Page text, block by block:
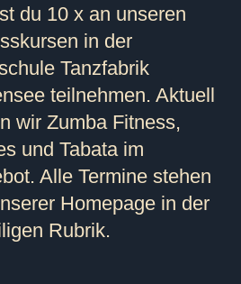
du 10 x an unseren
in der
Tanzfabrik
teilnehmen. Aktuell
wir Zumba Fitness,
und Tabata im
Alle Termine stehen
Homepage in der
Rubrik.